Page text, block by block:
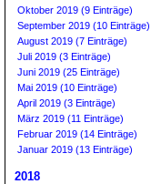
Oktober 2019 (9 Einträge)
September 2019 (10 Einträge)
August 2019 (7 Einträge)
Juli 2019 (3 Einträge)
Juni 2019 (25 Einträge)
Mai 2019 (10 Einträge)
April 2019 (3 Einträge)
März 2019 (11 Einträge)
Februar 2019 (14 Einträge)
Januar 2019 (13 Einträge)
2018